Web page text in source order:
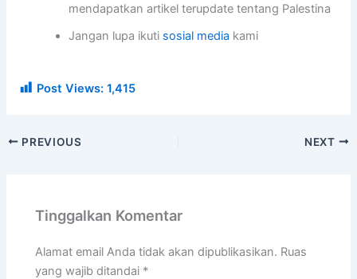
mendapatkan artikel terupdate tentang Palestina
Jangan lupa ikuti sosial media kami
Post Views: 1,415
PREVIOUS NEXT
Tinggalkan Komentar
Alamat email Anda tidak akan dipublikasikan. Ruas
yang wajib ditandai *